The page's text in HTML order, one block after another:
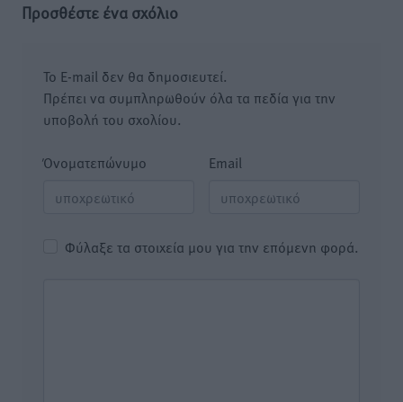
Προσθέστε ένα σχόλιο
Το E-mail δεν θα δημοσιευτεί.
Πρέπει να συμπληρωθούν όλα τα πεδία για την
υποβολή του σχολίου.
Όνοματεπώνυμο Email
Φύλαξε τα στοιχεία μου για την επόμενη φορά.